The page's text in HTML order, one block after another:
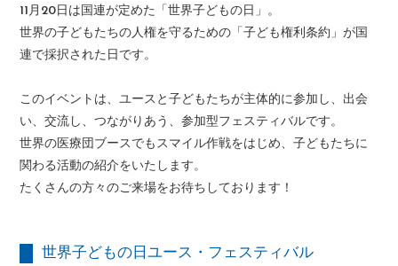
11月20日は国連が定めた「世界子どもの日」。
世界の子どもたちの人権を守るための「子ども権利条約」が国
連で採択された日です。
このイベントは、ユースと子どもたちが主体的に参加し、出会
い、交流し、つながりあう、参加型フェスティバルです。
世界の医療団ブースでもスマイル作戦をはじめ、子どもたちに
関わる活動の紹介をいたします。
たくさんの方々のご来場をお待ちしております！
世界子どもの日ユース・フェスティバル